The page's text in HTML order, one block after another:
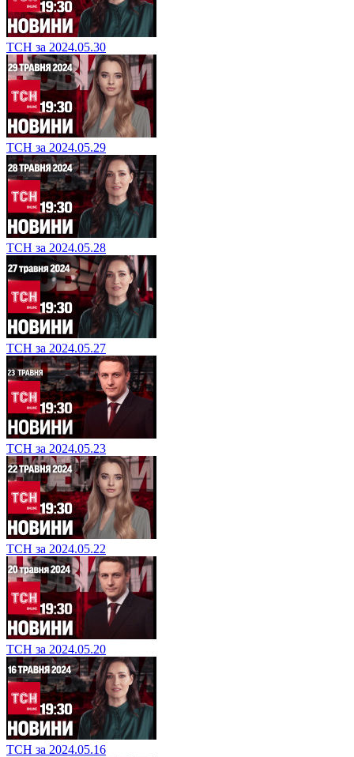
ТСН за 2024.05.30
ТСН за 2024.05.29
ТСН за 2024.05.28
ТСН за 2024.05.27
ТСН за 2024.05.23
ТСН за 2024.05.22
ТСН за 2024.05.20
ТСН за 2024.05.16